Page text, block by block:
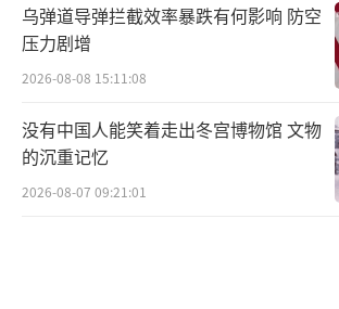
乌弹道导弹拦截效率暴跌有何影响 防空
压力剧增
2026-08-08 15:11:08
没有中国人能笑着走出冬宫博物馆 文物
的沉重记忆
2026-08-07 09:21:01